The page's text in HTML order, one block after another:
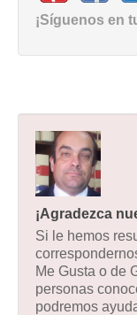
¡Síguenos en
¡Agradezca
Si le hemos
Me Gusta o de
personas
podremos